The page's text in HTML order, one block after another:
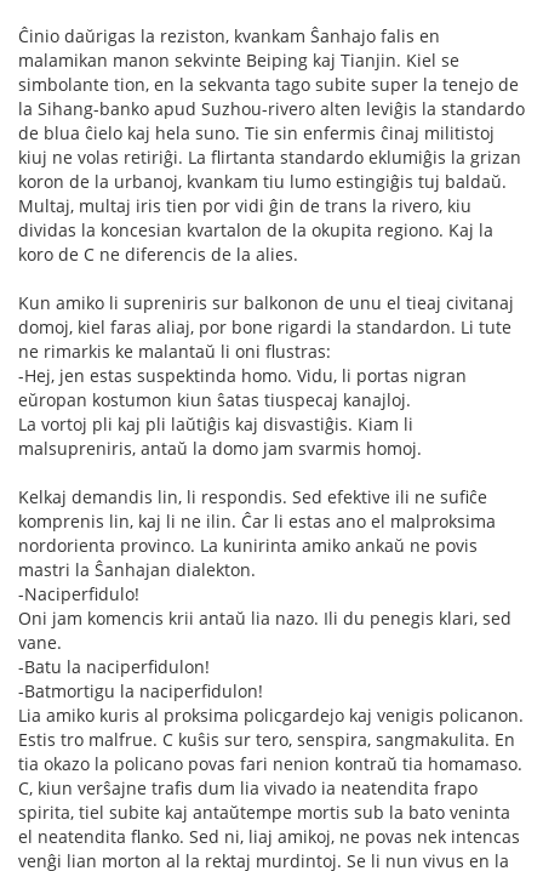
Ĉinio daŭrigas la reziston, kvankam Ŝanhajo falis en
malamikan manon sekvinte Beiping kaj Tianjin. Kiel se
simbolante tion, en la sekvanta tago subite super la tenejo de
la Sihang-banko apud Suzhou-rivero alten leviĝis la standardo
de blua ĉielo kaj hela suno. Tie sin enfermis ĉinaj militistoj
kiuj ne volas retiriĝi. La flirtanta standardo eklumiĝis la grizan
koron de la urbanoj, kvankam tiu lumo estingiĝis tuj baldaŭ.
Multaj, multaj iris tien por vidi ĝin de trans la rivero, kiu
dividas la koncesian kvartalon de la okupita regiono. Kaj la
koro de C ne diferencis de la alies.
Kun amiko li supreniris sur balkonon de unu el tieaj civitanaj
domoj, kiel faras aliaj, por bone rigardi la standardon. Li tute
ne rimarkis ke malantaŭ li oni flustras:
-Hej, jen estas suspektinda homo. Vidu, li portas nigran
eŭropan kostumon kiun ŝatas tiuspecaj kanajloj.
La vortoj pli kaj pli laŭtiĝis kaj disvastiĝis. Kiam li
malsupreniris, antaŭ la domo jam svarmis homoj.
Kelkaj demandis lin, li respondis. Sed efektive ili ne sufiĉe
komprenis lin, kaj li ne ilin. Ĉar li estas ano el malproksima
nordorienta provinco. La kunirinta amiko ankaŭ ne povis
mastri la Ŝanhajan dialekton.
-Naciperfidulo!
Oni jam komencis krii antaŭ lia nazo. Ili du penegis klari, sed
vane.
-Batu la naciperfidulon!
-Batmortigu la naciperfidulon!
Lia amiko kuris al proksima policgardejo kaj venigis policanon.
Estis tro malfrue. C kuŝis sur tero, senspira, sangmakulita. En
tia okazo la policano povas fari nenion kontraŭ tia homamaso.
C, kiun verŝajne trafis dum lia vivado ia neatendita frapo
spirita, tiel subite kaj antaŭtempe mortis sub la bato veninta
el neatendita flanko. Sed ni, liaj amikoj, ne povas nek intencas
venĝi lian morton al la rektaj murdintoj. Se li nun vivus en la